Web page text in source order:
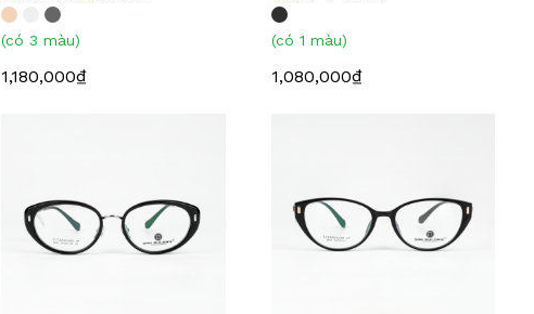
(có 3 màu)
1,180,000₫
(có 1 màu)
1,080,000₫